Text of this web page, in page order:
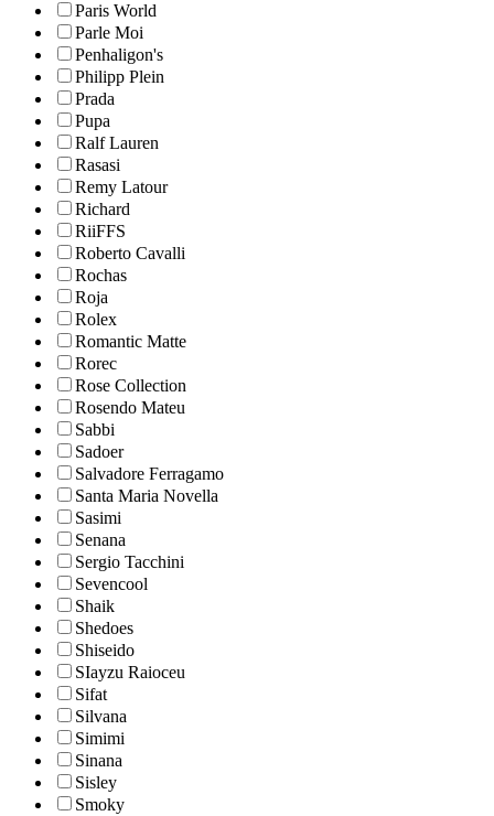
Paris World
Parle Moi
Penhaligon's
Philipp Plein
Prada
Pupa
Ralf Lauren
Rasasi
Remy Latour
Richard
RiiFFS
Roberto Cavalli
Rochas
Roja
Rolex
Romantic Matte
Rorec
Rose Collection
Rosendo Mateu
Sabbi
Sadoer
Salvadore Ferragamo
Santa Maria Novella
Sasimi
Senana
Sergio Tacchini
Sevencool
Shaik
Shedoes
Shiseido
SIayzu Raioceu
Sifat
Silvana
Simimi
Sinana
Sisley
Smoky